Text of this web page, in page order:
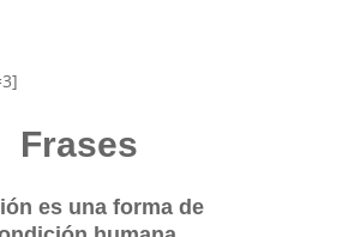
Frases
es una forma de